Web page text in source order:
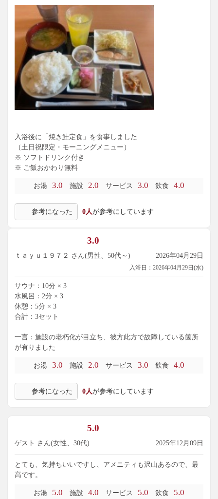
入浴後に「焼き鮭定食」を食事しました
（土日祝限定・モーニングメニュー）
※ ソフトドリンク付き
※ ご飯おかわり無料
お湯 3.0 施設 2.0 サービス 3.0 飲食 4.0
参考になった 0人が参考にしています
3.0
ｔａｙｕ１９７２ さん(男性、50代～) 2026年04月29日
入浴日：2026年04月29日(水)
サウナ：10分 × 3
水風呂：2分 × 3
休憩：5分 × 3
合計：3セット
一言：施設の老朽化が目立ち、彼方此方で故障している箇所
が有りました
お湯 3.0 施設 2.0 サービス 3.0 飲食 4.0
参考になった 0人が参考にしています
5.0
ゲスト さん(女性、30代) 2025年12月09日
とても、気持ちいいですし、アメニティも沢山あるので、最
高です。
お湯 5.0 施設 4.0 サービス 5.0 飲食 5.0